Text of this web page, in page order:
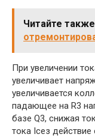
Читайте
При увеличении
увеличивает
увеличивается
падающее на R3
базе Q3, снижая
тока Iсез действие